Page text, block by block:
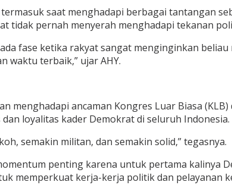
saat menghadapi berbagai tantangan
tidak pernah menyerah menghadapi tekanan
fase ketika rakyat sangat menginginkan
waktu terbaik,” ujar AHY.
menghadapi ancaman Kongres Luar Biasa
loyalitas kader Demokrat di seluruh Indonesia.
semakin militan, dan semakin solid,” tegasnya.
penting karena untuk pertama kalinya
memperkuat kerja-kerja politik dan pelayanan